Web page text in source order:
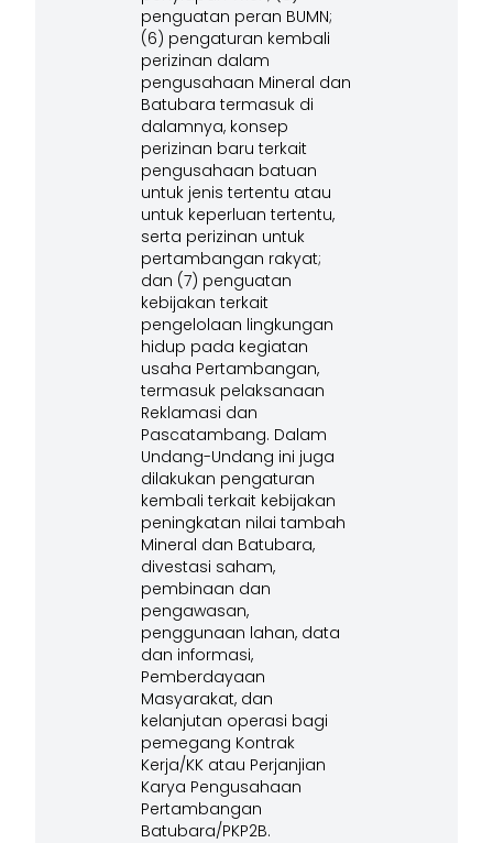
penguatan peran BUMN;
(6) pengaturan kembali
perizinan dalam
pengusahaan Mineral dan
Batubara termasuk di
dalamnya, konsep
perizinan baru terkait
pengusahaan batuan
untuk jenis tertentu atau
untuk keperluan tertentu,
serta perizinan untuk
pertambangan rakyat;
dan (7) penguatan
kebijakan terkait
pengelolaan lingkungan
hidup pada kegiatan
usaha Pertambangan,
termasuk pelaksanaan
Reklamasi dan
Pascatambang. Dalam
Undang-Undang ini juga
dilakukan pengaturan
kembali terkait kebijakan
peningkatan nilai tambah
Mineral dan Batubara,
divestasi saham,
pembinaan dan
pengawasan,
penggunaan lahan, data
dan informasi,
Pemberdayaan
Masyarakat, dan
kelanjutan operasi bagi
pemegang Kontrak
Kerja/KK atau Perjanjian
Karya Pengusahaan
Pertambangan
Batubara/PKP2B.